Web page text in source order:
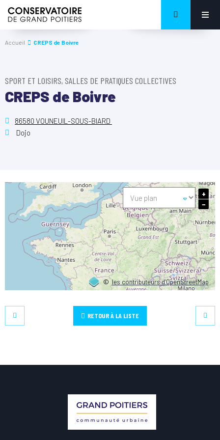
Accueil CREPS de Boivre
SPORT ET LOISIRS, SALLES DE PRATIQUES COLLECTIVES
CREPS de Boivre
86580 VOUNEUIL-SOUS-BIARD
Dojo
©les contributeurs d’OpenStreetMap
+
−
RETOUR À LA LISTE